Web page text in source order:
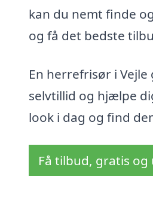
kan du nemt finde
og få det bedste
En herrefrisør i
selvtillid og hjælpe
look i dag og find
Få tilbud, gratis